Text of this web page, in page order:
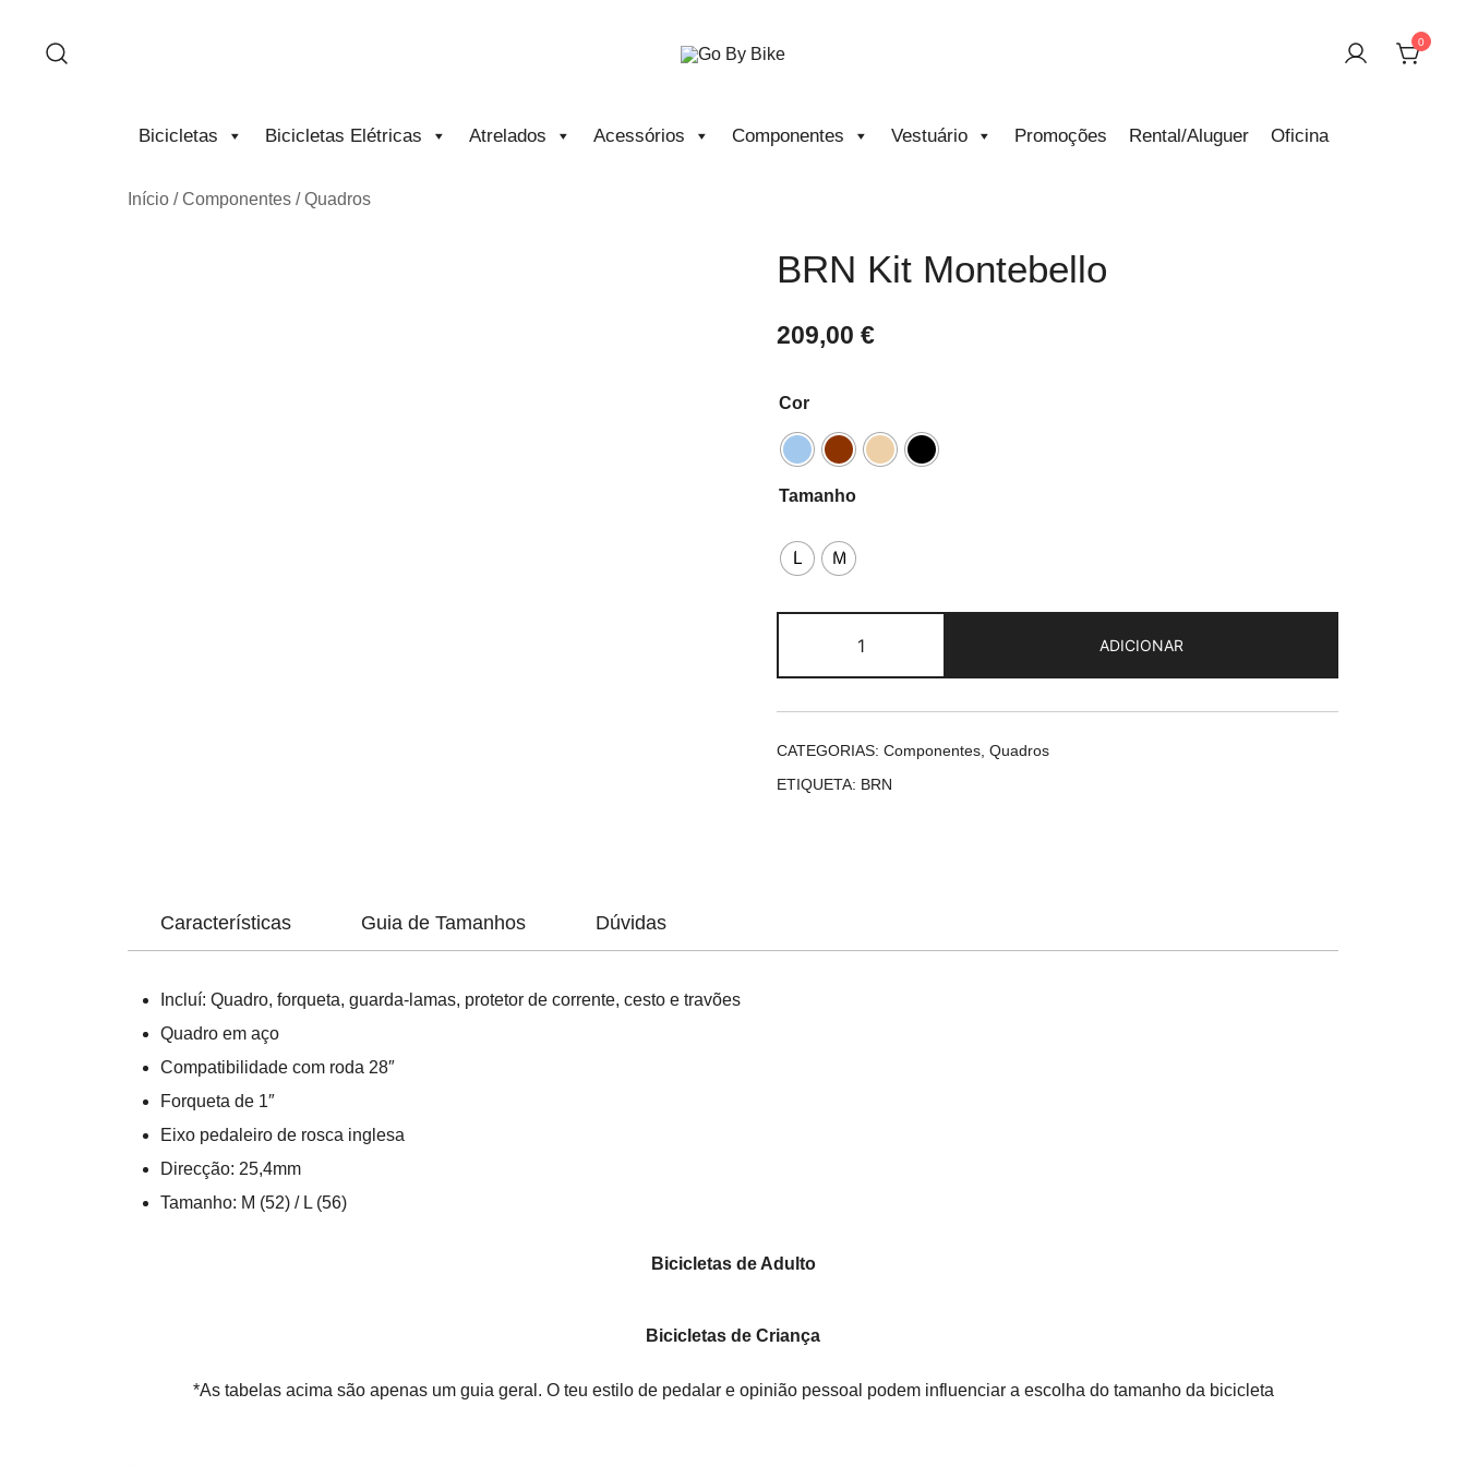
0
Bicicletas Bicicletas Elétricas Atrelados Acessórios Componentes Vestuário Promoções Rental/Aluguer Oficina
Início /Componentes /Quadros
BRN Kit Montebello
209,00 €
Cor
Tamanho
L M
de
BRN
Kit
ADICIONAR
CATEGORIAS: Componentes Quadros
ETIQUETA: BRN
Características Guia de Tamanhos Dúvidas
Incluí: Quadro, forqueta, guarda-lamas, protetor de corrente, cesto e travões
Quadro em aço
Compatibilidade com roda 28″
Forqueta de 1″
Eixo pedaleiro de rosca inglesa
Direcção: 25,4mm
Tamanho: M (52) / L (56)
Bicicletas de Adulto
Bicicletas de Criança
*As tabelas acima são apenas um guia geral. O teu estilo de pedalar e opinião pessoal podem influenciar a escolha do tamanho da bicicleta